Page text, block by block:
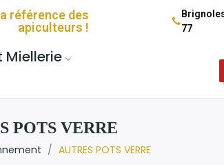
référence des
apiculteurs !
77
Miellerie
POTS VERRE
AUTRES POTS VERRE